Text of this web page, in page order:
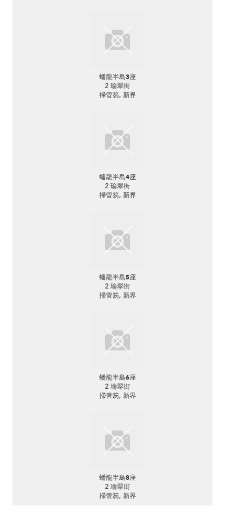
蟠龍半島3座
2 瑜翠街
掃管笏, 新界
蟠龍半島4座
2 瑜翠街
掃管笏, 新界
蟠龍半島5座
2 瑜翠街
掃管笏, 新界
蟠龍半島6座
2 瑜翠街
掃管笏, 新界
蟠龍半島8座
2 瑜翠街
掃管笏, 新界